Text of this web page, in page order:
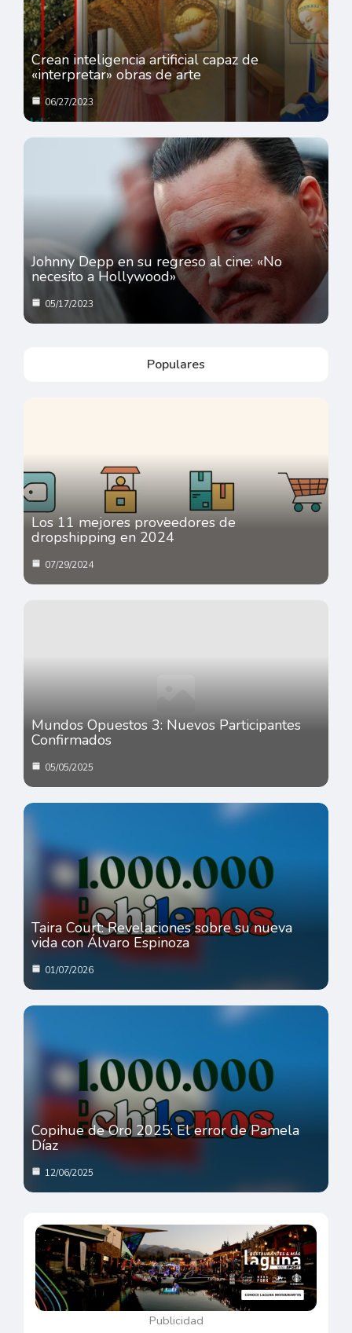
Crean inteligencia artificial capaz de
«interpretar» obras de arte
06/27/2023
Johnny Depp en su regreso al cine: «No
necesito a Hollywood»
05/17/2023
Populares
Los 11 mejores proveedores de
dropshipping en 2024
07/29/2024
Mundos Opuestos 3: Nuevos Participantes
Confirmados
05/05/2025
Taira Court: Revelaciones sobre su nueva
vida con Álvaro Espinoza
01/07/2026
Copihue de Oro 2025: El error de Pamela
Díaz
12/06/2025
Publicidad